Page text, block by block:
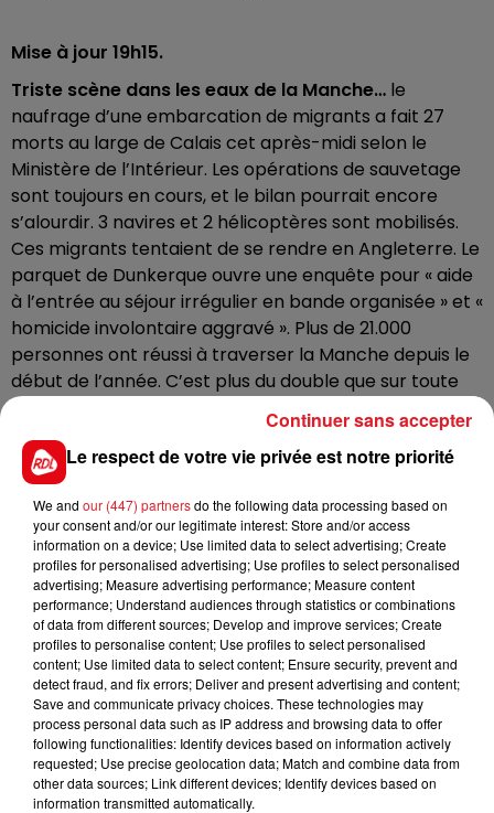
Mise à jour 19h15.
Triste scène dans les eaux de la Manche… le
naufrage d’une embarcation de migrants a fait 27
morts au large de Calais cet après-midi selon le
Ministère de l’Intérieur. Les opérations de sauvetage
sont toujours en cours, et le bilan pourrait encore
s’alourdir. 3 navires et 2 hélicoptères sont mobilisés.
Ces migrants tentaient de se rendre en Angleterre. Le
parquet de Dunkerque ouvre une enquête pour « aide
à l’entrée au séjour irrégulier en bande organisée » et «
homicide involontaire aggravé ». Plus de 21.000
personnes ont réussi à traverser la Manche depuis le
début de l’année. C’est plus du double que sur toute
l’année 2020.
Le ministre de l’Intérieur Gérald Darmanin est sur
place. Le Premier Ministre Jean Castex déplore une «
tragédie ». Le Premier Ministre britannique Boris
Johnson convoque une réunion de crise.
FIL D'ACTUS
Le respect de votre vie privée est notre priorité
We and our (447) partnersdo the following data processing based on
your consent and/or our legitimate interest: Store and/or access
information on a device; Use limited data to select advertising; Create
profiles for personalised advertising; Use profiles to select personalised
advertising; Measure advertising performance; Measure content
performance; Understand audiences through statistics or combinations
of data from different sources; Develop and improve services; Create
profiles to personalise content; Use profiles to select personalised
content; Use limited data to select content; Ensure security, prevent and
detect fraud, and fix errors; Deliver and present advertising and content;
Save and communicate privacy choices. These technologies may
process personal data such as IP address and browsing data to offer
following functionalities: Identify devices based on information actively
requested; Use precise geolocation data; Match and combine data from
other data sources; Link different devices; Identify devices based on
information transmitted automatically.
Continuer sans accepter